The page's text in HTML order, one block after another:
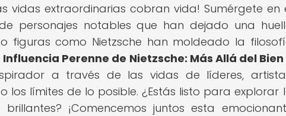
vidas extraordinarias cobran vida! Sumérgete en
personajes notables que han dejado una
figuras como Nietzsche han moldeado la
Influencia Perenne de Nietzsche: Más Allá del Bien
a través de las vidas de líderes,
límites de lo posible. ¿Estás listo para explorar
¡Comencemos juntos esta